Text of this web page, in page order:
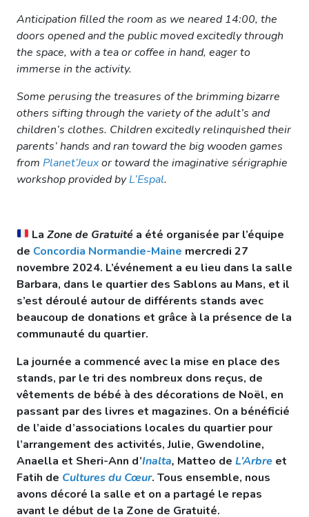
Anticipation filled the room as we neared 14:00, the
doors opened and the public moved excitedly through
the space, with a tea or coffee in hand, eager to
immerse in the activity.
Some perusing the treasures of the brimming bizarre
others sifting through the variety of the adult’s and
children’s clothes. Children excitedly relinquished their
parents’ hands and ran toward the big wooden games
from Planet’Jeuxor toward the imaginative sérigraphie
workshop provided byL’Espal.
LaZone de Gratuité a été organisée par l’équipe
de Concordia Normandie-Maine mercredi 27
novembre 2024. L’événement a eu lieu dans la salle
Barbara, dans le quartier des Sablons au Mans, et il
s’est déroulé autour de différents stands avec
beaucoup de donations et grâce à la présence de la
communauté du quartier.
La journée a commencé avec la mise en place des
stands, par le tri des nombreux dons reçus, de
vêtements de bébé à des décorations de Noël, en
passant par des livres et magazines. On a bénéficié
de l’aide d’associations locales du quartier pour
l’arrangement des activités, Julie, Gwendoline,
Anaella et Sheri-Ann d’Inalta, Matteo de L’Arbre et
Fatih de Cultures du Cœur. Tous ensemble, nous
avons décoré la salle et on a partagé le repas
avant le début de la Zone de Gratuité.